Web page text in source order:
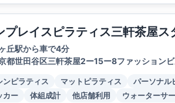
プレイスピラティス三軒茶屋ス
丘駅から車で4分
都世田谷区三軒茶屋2ー15ー8ファッション
ンピラティス マットピラティス パーソナル
カー
体組成計 他店舗利用 ウォーターサ